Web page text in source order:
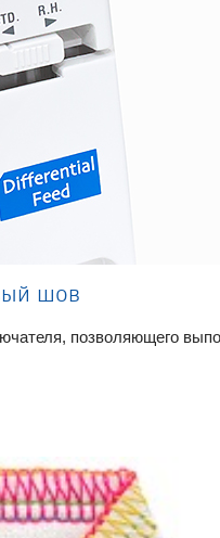
шов
позволяющего